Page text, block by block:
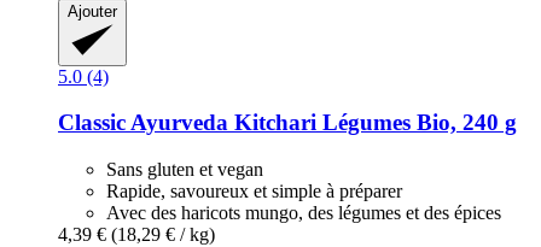
Ajouter
5.0 (4)
Classic Ayurveda Kitchari Légumes Bio, 240 g
Sans gluten et vegan
Rapide, savoureux et simple à préparer
Avec des haricots mungo, des légumes et des épices
4,39 € (18,29 € / kg)